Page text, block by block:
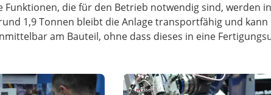
Funktionen, die für den Betrieb notwendig sind, werden
1,9 Tonnen bleibt die Anlage transportfähig und
am Bauteil, ohne dass dieses in eine